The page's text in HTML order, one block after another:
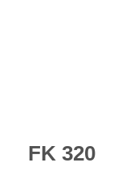
FK 320